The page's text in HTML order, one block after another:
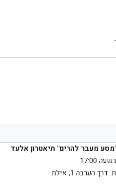
מעבר להרים" תיאטרון אלעד
הערבה 1, אילת